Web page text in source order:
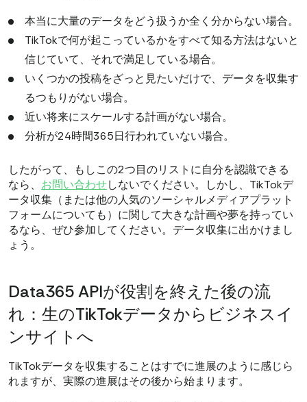
本当に大量のデータをどう扱うか全く分からない場合。
TikTokで何が起こっているかをすべて知る方法はないと
信じていて、それで満足している場合。
いくつかの投稿をざっと見たいだけで、データを収集す
るつもりがない場合。
近い将来にスケールする計画がない場合。
分析が24時間365日行われていない場合。
したがって、もしこの2つ目のリストに自分を認識できる
なら、 お問い合わせしないでください。しかし、TikTokデ
ータ収集（または他の人気のソーシャルメディアプラット
フォームについても）に関して大きな計画や夢を持ってい
るなら、ぜひ参加してください。データ収集に出かけまし
ょう。
Data365 APIが役割を終えた後の流
れ：生のTikTokデータからビジネスイ
ンサイトへ
TikTokデータを収集することはすでに進展のように感じら
れますが、実際の進展はその後から始まります。